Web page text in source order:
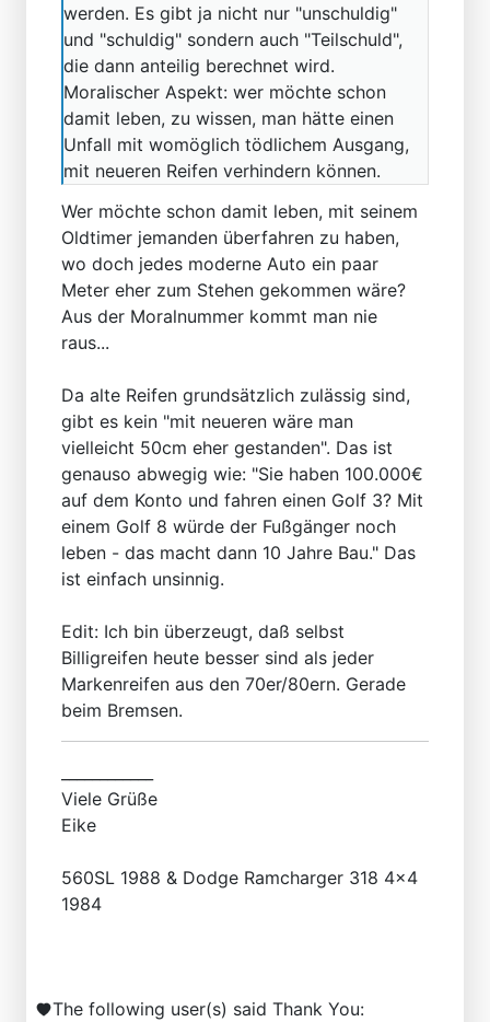
werden. Es gibt ja nicht nur "unschuldig"
und "schuldig" sondern auch "Teilschuld",
die dann anteilig berechnet wird.
Moralischer Aspekt: wer möchte schon
damit leben, zu wissen, man hätte einen
Unfall mit womöglich tödlichem Ausgang,
mit neueren Reifen verhindern können.
Wer möchte schon damit leben, mit seinem
Oldtimer jemanden überfahren zu haben,
wo doch jedes moderne Auto ein paar
Meter eher zum Stehen gekommen wäre?
Aus der Moralnummer kommt man nie
raus...
Da alte Reifen grundsätzlich zulässig sind,
gibt es kein "mit neueren wäre man
vielleicht 50cm eher gestanden". Das ist
genauso abwegig wie: "Sie haben 100.000€
auf dem Konto und fahren einen Golf 3? Mit
einem Golf 8 würde der Fußgänger noch
leben - das macht dann 10 Jahre Bau." Das
ist einfach unsinnig.
Edit: Ich bin überzeugt, daß selbst
Billigreifen heute besser sind als jeder
Markenreifen aus den 70er/80ern. Gerade
beim Bremsen.
Viele Grüße
Eike
560SL 1988 & Dodge Ramcharger 318 4x4
1984
The following user(s) said Thank You: